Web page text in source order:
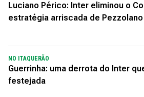
Luciano Périco: Inter eliminou o
estratégia arriscada de Pezzolano
NO ITAQUERÃO
Guerrinha: uma derrota do Inter
festejada